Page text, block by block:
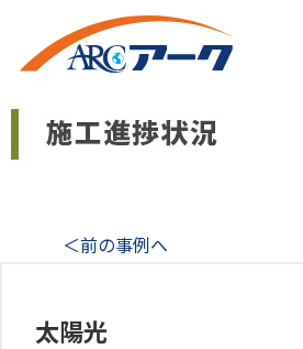
＜前の事例へ
太陽光